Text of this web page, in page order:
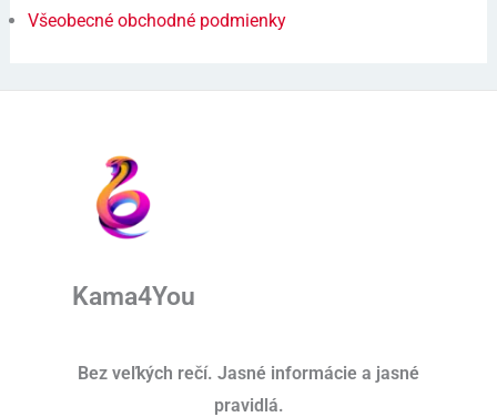
Všeobecné obchodné podmienky
Kama4You
Bez veľkých rečí. Jasné informácie a jasné
pravidlá.